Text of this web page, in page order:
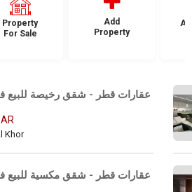
Property
For Sale
Add
Property
عقارات قطر - شقق رخيصة
Khor
عقارات قطر - شقق مكسية